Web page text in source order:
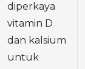
diperkaya
vitamin D
dan kalsium
untuk